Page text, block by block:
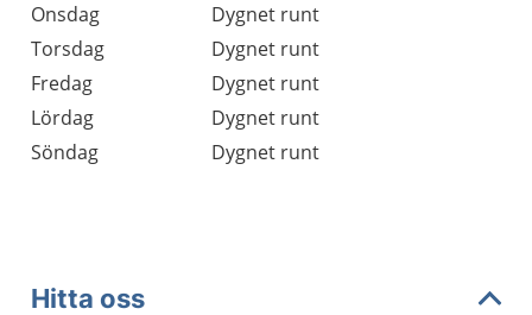
Onsdag
Dygnet runt
Torsdag
Dygnet runt
Fredag
Dygnet runt
Lördag
Dygnet runt
Söndag
Dygnet runt
Hitta oss